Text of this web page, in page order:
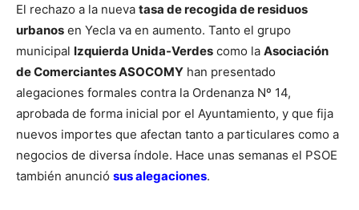
El rechazo a la nueva tasa de recogida de residuos
urbanos en Yecla va en aumento. Tanto el grupo
municipal Izquierda Unida-Verdes como la Asociación
de Comerciantes ASOCOMY han presentado
alegaciones formales contra la Ordenanza Nº 14,
aprobada de forma inicial por el Ayuntamiento, y que fija
nuevos importes que afectan tanto a particulares como a
negocios de diversa índole. Hace unas semanas el PSOE
también anunció sus alegaciones.